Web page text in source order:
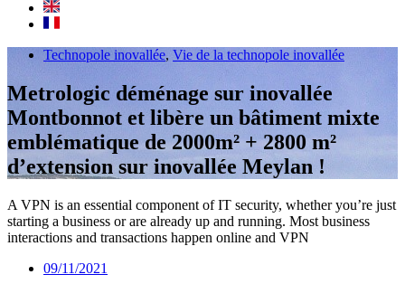
Technopole inovallée, Vie de la technopole inovallée
Metrologic déménage sur inovallée
Montbonnot et libère un bâtiment mixte
emblématique de 2000m² + 2800 m²
d’extension sur inovallée Meylan !
A VPN is an essential component of IT security, whether you’re just
starting a business or are already up and running. Most business
interactions and transactions happen online and VPN
09/11/2021